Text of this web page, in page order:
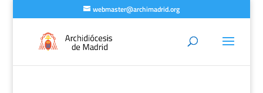
webmaster@archimadrid.org